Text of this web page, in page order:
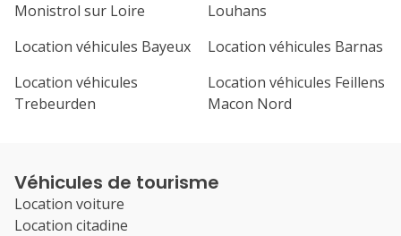
Monistrol sur Loire
Louhans
Location véhicules Bayeux
Location véhicules Barnas
Location véhicules
Trebeurden
Location véhicules Feillens
Macon Nord
Véhicules de tourisme
Location voiture
Location citadine